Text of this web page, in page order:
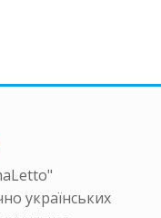
українських